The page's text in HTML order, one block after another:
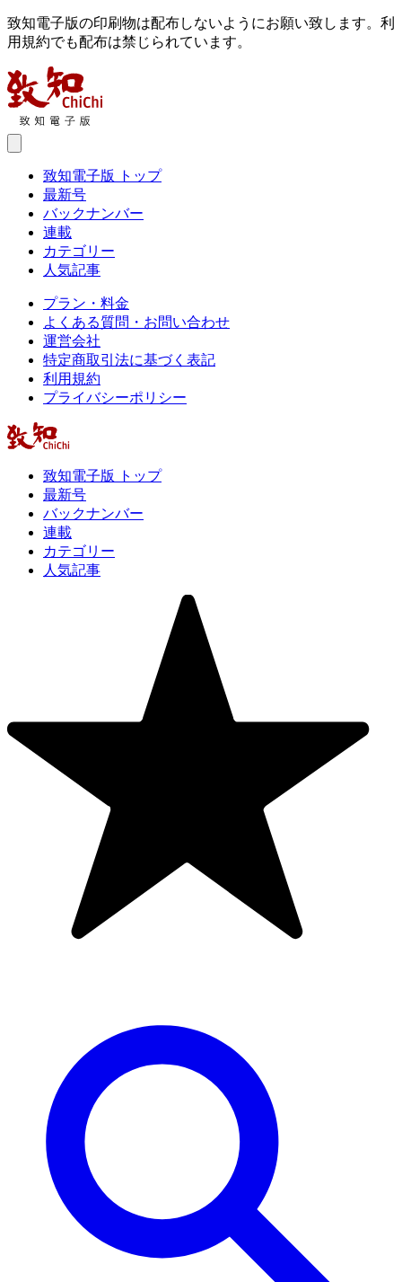
致知電子版の印刷物は配布しないようにお願い致します。利
用規約でも配布は禁じられています。
致知電子版 トップ
最新号
バックナンバー
連載
カテゴリー
人気記事
プラン・料金
よくある質問・お問い合わせ
運営会社
特定商取引法に基づく表記
利用規約
プライバシーポリシー
致知電子版 トップ
最新号
バックナンバー
連載
カテゴリー
人気記事